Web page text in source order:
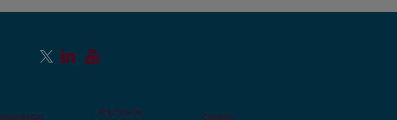
AVISO LEGAL
POLÍTICA DE
COOKIES